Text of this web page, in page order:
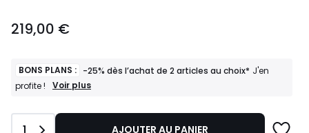
€.
219,00 €
BONS PLANS : -25% dès l’achat de 2 articles au choix* J'en
profite !
BONS
-25%
Voir plus
Quantité
1 AJOUTER AU PANIER